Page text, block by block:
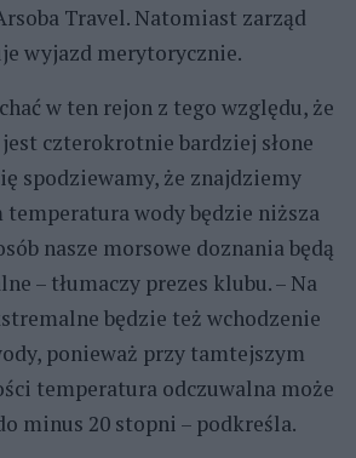
Travel. Natomiast zarząd
wyjazd merytorycznie.
w ten rejon z tego względu, że
czterokrotnie bardziej słone
spodziewamy, że znajdziemy
wody będzie niższa
nasze morsowe doznania będą
– tłumaczy prezes klubu. – Na
będzie też wchodzenie
ponieważ przy tamtejszym
temperatura odczuwalna może
minus 20 stopni – podkreśla.